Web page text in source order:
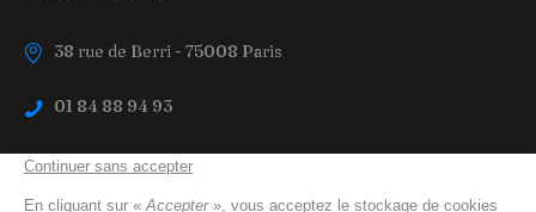
38 rue de Berri - 75008 Paris
01 84 88 94 93
contact@trouver-maison-de-retraite.fr